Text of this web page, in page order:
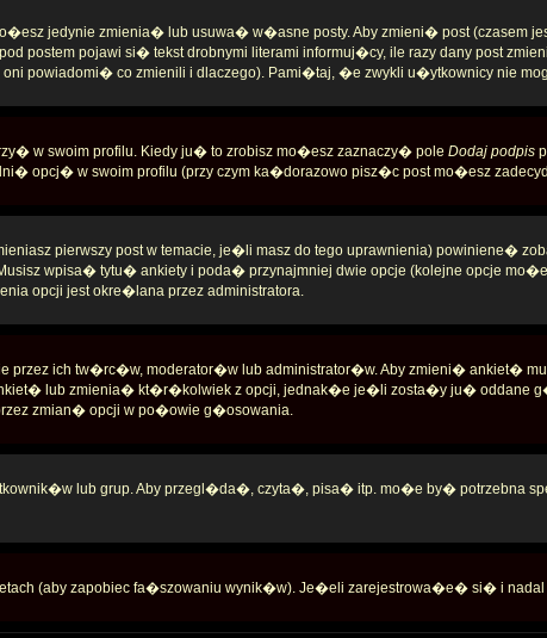
jedynie zmienia� lub usuwa� w�asne posty. Aby zmieni� post (czasem
postem pojawi si� tekst drobnymi literami informuj�cy, ile razy dany post
oni powiadomi� co zmienili i dlaczego). Pami�taj, �e zwykli u�ytkownicy nie
w swoim profilu. Kiedy ju� to zrobisz mo�esz zaznaczy� pole Dodaj podpis
opcj� w swoim profilu (przy czym ka�dorazowo pisz�c post mo�esz
pierwszy post w temacie, je�li masz do tego uprawnienia) powiniene�
wpisa� tytu� ankiety i poda� przynajmniej dwie opcje (kolejne opcje
opcji jest okre�lana przez administratora.
przez ich tw�rc�w, moderator�w lub administrator�w. Aby zmieni� ankiet�
lub zmienia� kt�r�kolwiek z opcji, jednak�e je�li zosta�y ju� oddane
zmian� opcji w po�owie g�osowania.
lub grup. Aby przegl�da�, czyta�, pisa� itp. mo�e by� potrzebna
(aby zapobiec fa�szowaniu wynik�w). Je�eli zarejestrowa�e� si� i